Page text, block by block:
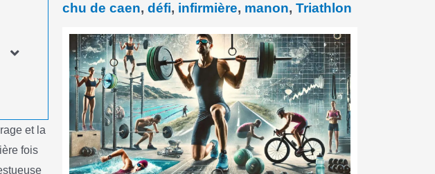
et la
fois
chu de caen, défi, infirmière, manon, Triathlon